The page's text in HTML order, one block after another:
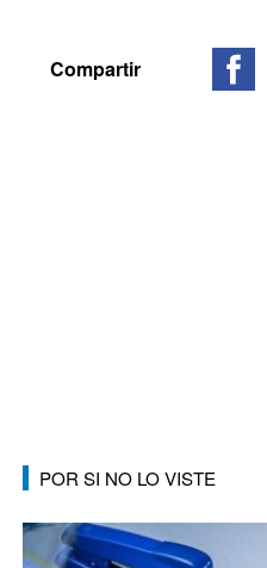
POR SI NO LO VISTE